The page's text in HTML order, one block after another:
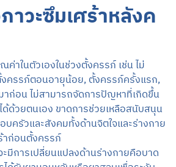
าวะซึมเศร้าหลังค
ค่าในตัวเองในช่วงตั้งครรภ์ เช่น ไม่
ครรภ์ตอนอายุน้อย, ตั้งครรภ์ครั้งแรก,
ก่อน ไม่สามารถจัดการปัญหาที่เกิดขึ้น
ด้วยตนเอง ขาดการช่วยเหลือสนับสนุน
ครัวและสังคมทั้งด้านจิตใจและร่างกาย
าก่อนตั้งครรภ์
มีการเปลี่ยนแปลงด้านร่างกายคือบาด